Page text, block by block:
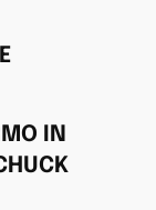
IN